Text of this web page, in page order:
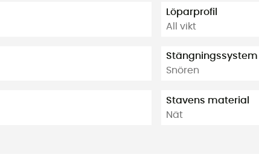
Löparprofil
All vikt
Stängningssystem
Snören
Stavens material
Nät